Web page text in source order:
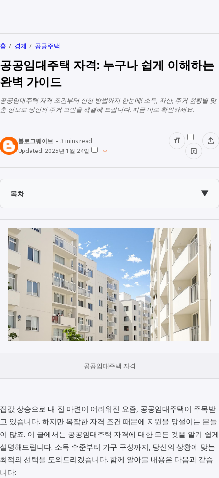
홈 경제 공공주택
공공임대주택 자격: 누구나 쉽게 이해하는
완벽 가이드
공공임대주택 자격 조건부터 신청 방법까지 한눈에! 소득, 자산, 주거 현황별 맞
춤 정보로 당신의 주거 고민을 해결해 드립니다. 지금 바로 확인하세요.
블로그웨이브 3 mins read
Updated: 2025년 1월 24일
목차 ▼
공공임대주택 자격
집값 상승으로 내 집 마련이 어려워진 요즘, 공공임대주택이 주목받
고 있습니다. 하지만 복잡한 자격 조건 때문에 지원을 망설이는 분들
이 많죠. 이 글에서는 공공임대주택 자격에 대한 모든 것을 알기 쉽게
설명해드립니다. 소득 수준부터 가구 구성까지, 당신의 상황에 맞는
최적의 선택을 도와드리겠습니다. 함께 알아볼 내용은 다음과 같습
니다: